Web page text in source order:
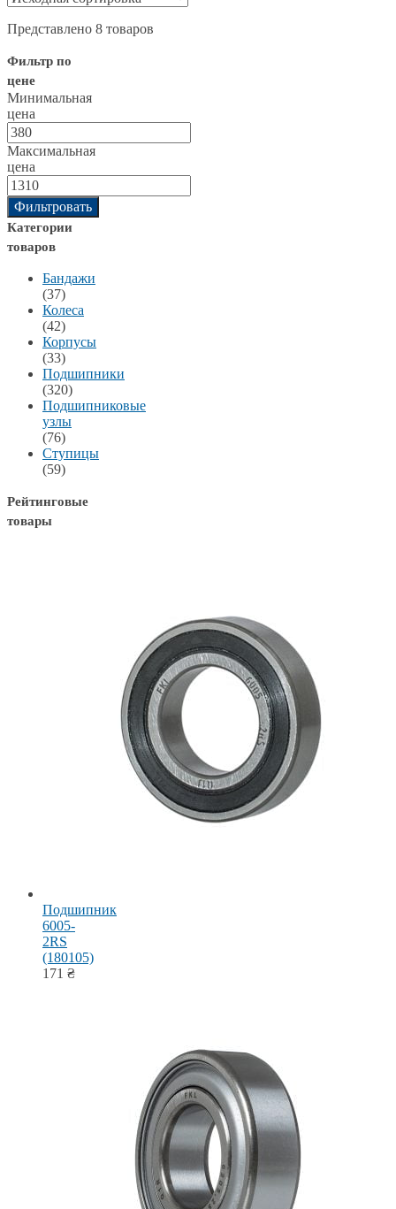
Представлено 8 товаров
Фильтр по
цене
Минимальная
цена
Максимальная
цена
Фильтровать
Категории
товаров
Бандажи
(37)
Колеса
(42)
Корпусы
(33)
Подшипники
(320)
Подшипниковые
узлы
(76)
Ступицы
(59)
Рейтинговые
товары
Подшипник
6005-
2RS
(180105)
171 ₴